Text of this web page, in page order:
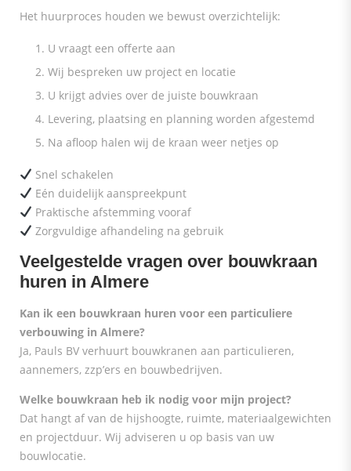
Het huurproces houden we bewust overzichtelijk:
U vraagt een offerte aan
Wij bespreken uw project en locatie
U krijgt advies over de juiste bouwkraan
Levering, plaatsing en planning worden afgestemd
Na afloop halen wij de kraan weer netjes op
Snel schakelen
Eén duidelijk aanspreekpunt
Praktische afstemming vooraf
Zorgvuldige afhandeling na gebruik
Veelgestelde vragen over bouwkraan
huren in Almere
Kan ik een bouwkraan huren voor een particuliere
verbouwing in Almere?
Ja, Pauls BV verhuurt bouwkranen aan particulieren,
aannemers, zzp’ers en bouwbedrijven.
Welke bouwkraan heb ik nodig voor mijn project?
Dat hangt af van de hijshoogte, ruimte, materiaalgewichten
en projectduur. Wij adviseren u op basis van uw
bouwlocatie.